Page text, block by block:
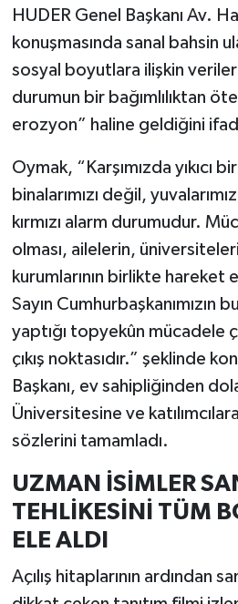
HUDER Genel Başkanı Av.
konuşmasında sanal bahsin
sosyal boyutlara ilişkin
durumun bir bağımlılıktan
erozyon” haline geldiğini
Oymak, “Karşımızda yıkıcı
binalarımızı değil,
kırmızı alarm durumudur.
olması, ailelerin,
kurumlarının birlikte hareket
Sayın Cumhurbaşkanımızın
yaptığı topyekûn mücadele
çıkış noktasıdır.” şeklinde
Başkanı, ev sahipliğinden
Üniversitesine ve
sözlerini tamamladı.
UZMAN İSİMLER
TEHLİKESİNİ TÜM
ELE ALDI
Açılış hitaplarının ardından